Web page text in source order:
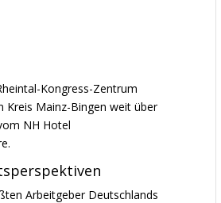
Kongress-Zentrum
Kreis Mainz-Bingen weit über
NH Hotel
Arbeitgeber Deutschlands